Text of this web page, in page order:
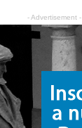
- Advertisement -